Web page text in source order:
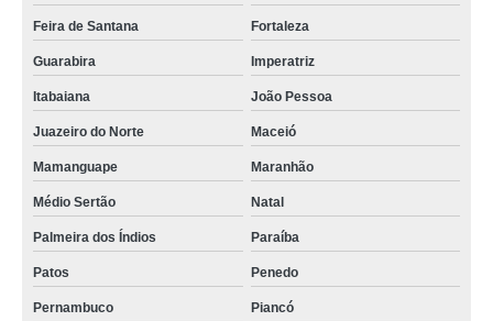
manutenção de maquinário para queijaria e laticínios Jardim Colorado
maquinário para laticínio orçamento Aracaju
maquinário para queijaria e laticínios Vila Matilde
maquinário para fábrica suco preço Caçador
equipamentos de sucos orçamento Concórdia
valor de maquinário para fábrica de sucos Erechim
maquinário para fábrica suco orçamento Nova Venécia
Feira de Santana Fortaleza
Guarabira Imperatriz
Itabaiana João Pessoa
Juazeiro do Norte Maceió
Mamanguape Maranhão
Médio Sertão Natal
Palmeira dos Índios Paraíba
Patos Penedo
Pernambuco Piancó